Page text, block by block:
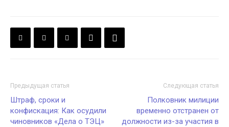
Предыдущая статья
Штраф, сроки и
конфискация: Как осудили
чиновников «Дела о ТЭЦ»
Следующая статья
Полковник милиции
временно отстранен от
должности из-за участия в